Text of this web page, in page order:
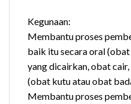
Kegunaan:
Membantu proses
baik itu secara oral
yang dicairkan, obat
(obat kutu atau obat
Membantu proses